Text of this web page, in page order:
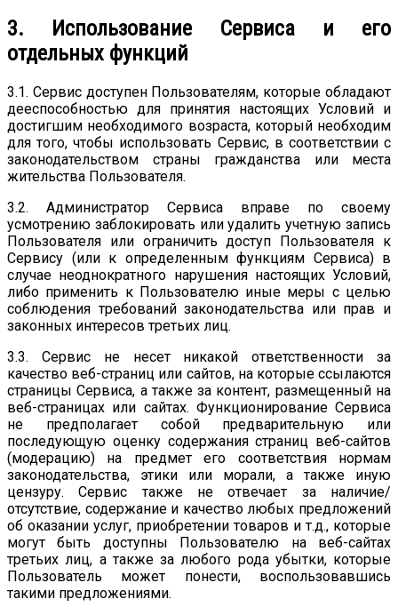
3. Использование Сервиса и его
отдельных функций
3.1. Сервис доступен Пользователям, которые обладают
дееспособностью для принятия настоящих Условий и
достигшим необходимого возраста, который необходим
для того, чтобы использовать Сервис, в соответствии с
законодательством страны гражданства или места
жительства Пользователя.
3.2. Администратор Сервиса вправе по своему
усмотрению заблокировать или удалить учетную запись
Пользователя или ограничить доступ Пользователя к
Сервису (или к определенным функциям Сервиса) в
случае неоднократного нарушения настоящих Условий,
либо применить к Пользователю иные меры с целью
соблюдения требований законодательства или прав и
законных интересов третьих лиц.
3.3. Сервис не несет никакой ответственности за
качество веб-страниц или сайтов, на которые ссылаются
страницы Сервиса, а также за контент, размещенный на
веб-страницах или сайтах. Функционирование Сервиса
не предполагает собой предварительную или
последующую оценку содержания страниц веб-сайтов
(модерацию) на предмет его соответствия нормам
законодательства, этики или морали, а также иную
цензуру. Сервис также не отвечает за наличие/
отсутствие, содержание и качество любых предложений
об оказании услуг, приобретении товаров и т.д., которые
могут быть доступны Пользователю на веб-сайтах
третьих лиц, а также за любого рода убытки, которые
Пользователь может понести, воспользовавшись
такими предложениями.